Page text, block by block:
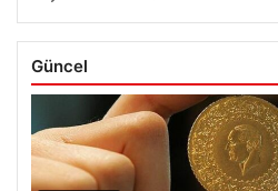
Güncel